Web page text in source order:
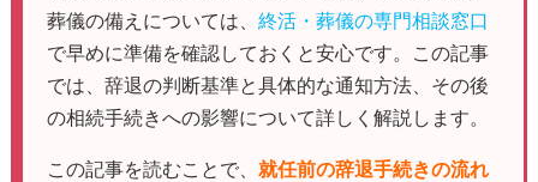
葬儀の備えについては、 終活・葬儀の専門相談窓口
で早めに準備を確認しておくと安心です。この記事
では、辞退の判断基準と具体的な通知方法、その後
の相続手続きへの影響について詳しく解説します。
この記事を読むことで、 就任前の辞退手続きの流れ